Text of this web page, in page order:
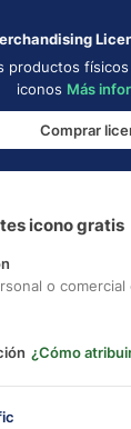
productos
iconos Más
Comprar
icono gratis
o
¿Cómo